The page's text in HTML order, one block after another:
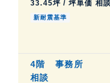
33.45坪 / 坪単価 相談
新耐震基準
4階 事務所
相談